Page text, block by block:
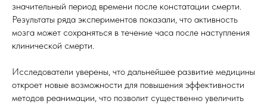
значительный период времени после констатации смерти.
Результаты ряда экспериментов показали, что активность
мозга может сохраняться в течение часа после наступления
клинической смерти.
Исследователи уверены, что дальнейшее развитие медицины
откроет новые возможности для повышения эффективности
методов реанимации, что позволит существенно увеличить